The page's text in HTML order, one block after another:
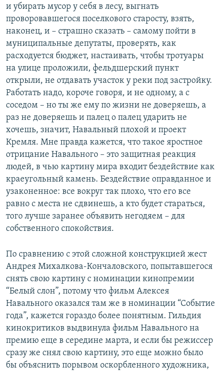
и убирать мусор у себя в лесу, выгнать
проворовавшегося поселкового старосту, взять,
наконец, и – страшно сказать – самому пойти в
муниципальные депутаты, проверять, как
расходуется бюджет, настаивать, чтобы тротуары
на улице проложили, фельдшерский пункт
открыли, не отдавать участок у реки под застройку.
Работать надо, короче говоря, и не одному, а с
соседом – но ты же ему по жизни не доверяешь, а
раз не доверяешь и палец о палец ударить не
хочешь, значит, Навальный плохой и проект
Кремля. Мне правда кажется, что такое яростное
отрицание Навального – это защитная реакция
людей, в чью картину мира входит бездействие как
краеугольный камень. Бездействие оправданное и
узаконенное: все вокруг так плохо, что его все
равно с места не сдвинешь, а кто будет стараться,
того лучше заранее объявить негодяем – для
собственного спокойствия.
По сравнению с этой сложной конструкцией жест
Андрея Михалкова-Кончаловского, попытавшегося
снять свою картину с номинации кинопремии
“Белый слон”, потому что фильм Алексея
Навального оказался там же в номинации “Событие
года”, кажется гораздо более понятным. Гильдия
кинокритиков выдвинула фильм Навального на
премию еще в середине марта, и если бы режиссер
сразу же снял свою картину, это еще можно было
бы объяснить порывом оскорбленного художника,